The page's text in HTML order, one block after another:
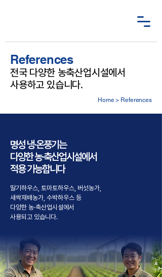
References
전국 다양한 농축산업시설에서
사용하고 있습니다.
Home> References
명성 냉·온풍기는
다양한 농·축산업시설에서
적용 가능합니다
명성 냉·온풍기는
다양한 농·축산업시설에서
적용 가능합니다
딸기하우스, 토마토하우스, 버섯농가,
새싹재배농가, 수박하우스 등
다양한 농·축산업시설에서
사용되고 있습니다.